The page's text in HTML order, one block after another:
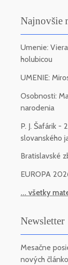
Najnovšie
Umenie:
holubicou
UMENIE:
Osobnosti:
narodenia
P. J. Šafárik
slovanského
Bratislavské
EUROPA
... všetky
Newsletter
Mesačne
nových